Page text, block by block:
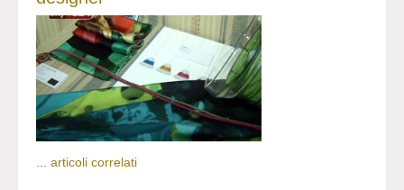
... articoli correlati